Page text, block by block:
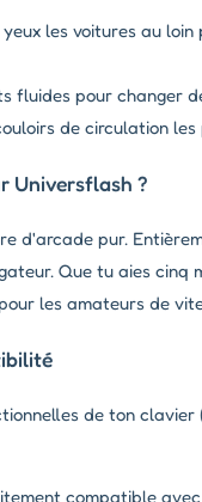
les voitures au
fluides pour changer
de circulation
Universflash ?
d'arcade pur.
Que tu aies cinq
les amateurs de
de ton
compatible